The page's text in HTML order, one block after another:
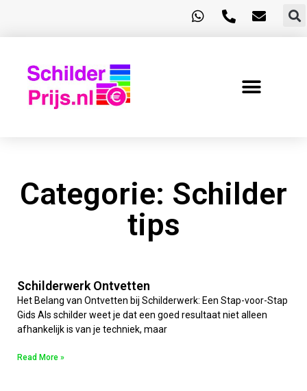
Categorie: Schilder
tips
Schilderwerk Ontvetten
Het Belang van Ontvetten bij Schilderwerk: Een Stap-voor-Stap
Gids Als schilder weet je dat een goed resultaat niet alleen
afhankelijk is van je techniek, maar
Read More »